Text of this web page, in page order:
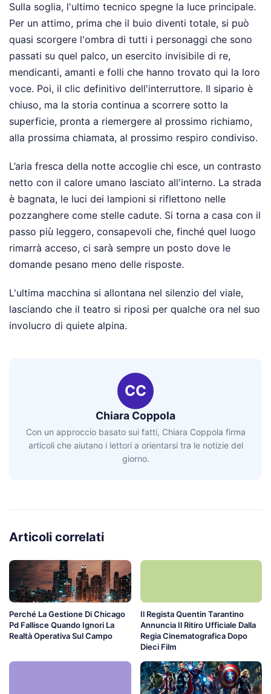
Sulla soglia, l'ultimo tecnico spegne la luce principale.
Per un attimo, prima che il buio diventi totale, si può
quasi scorgere l'ombra di tutti i personaggi che sono
passati su quel palco, un esercito invisibile di re,
mendicanti, amanti e folli che hanno trovato qui la loro
voce. Poi, il clic definitivo dell'interruttore. Il sipario è
chiuso, ma la storia continua a scorrere sotto la
superficie, pronta a riemergere al prossimo richiamo,
alla prossima chiamata, al prossimo respiro condiviso.
L’aria fresca della notte accoglie chi esce, un contrasto
netto con il calore umano lasciato all'interno. La strada
è bagnata, le luci dei lampioni si riflettono nelle
pozzanghere come stelle cadute. Si torna a casa con il
passo più leggero, consapevoli che, finché quel luogo
rimarrà acceso, ci sarà sempre un posto dove le
domande pesano meno delle risposte.
L'ultima macchina si allontana nel silenzio del viale,
lasciando che il teatro si riposi per qualche ora nel suo
involucro di quiete alpina.
CC
Chiara Coppola
Con un approccio basato sui fatti, Chiara Coppola firma
articoli che aiutano i lettori a orientarsi tra le notizie del
giorno.
Articoli correlati
Perché La Gestione Di Chicago
Pd Fallisce Quando Ignori La
Realtà Operativa Sul Campo
Il Regista Quentin Tarantino
Annuncia Il Ritiro Ufficiale Dalla
Regia Cinematografica Dopo
Dieci Film